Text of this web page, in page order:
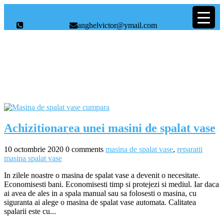
anghelvictor@ymail.com
Achizitionarea unei masini de spalat vase
10 octombrie 2020 0 comments masina de spalat vase, reparatii
masina spalat vase
In zilele noastre o masina de spalat vase a devenit o necesitate.
Economisesti bani. Economisesti timp si protejezi si mediul. Iar daca
ai avea de ales in a spala manual sau sa folosesti o masina, cu
siguranta ai alege o masina de spalat vase automata. Calitatea
spalarii este cu...